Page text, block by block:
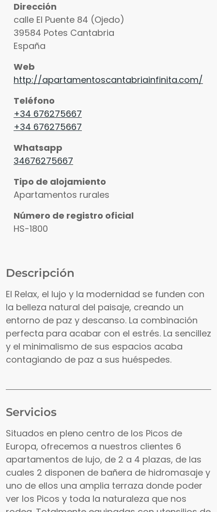
Dirección
calle El Puente 84 (Ojedo)
39584 Potes Cantabria
España
Web
http://apartamentoscantabriainfinita.com/
Teléfono
+34 676275667
+34 676275667
Whatsapp
34676275667
Tipo de alojamiento
Apartamentos rurales
Número de registro oficial
HS-1800
Descripción
El Relax, el lujo y la modernidad se funden con
la belleza natural del paisaje, creando un
entorno de paz y descanso. La combinación
perfecta para acabar con el estrés. La sencillez
y el minimalismo de sus espacios acaba
contagiando de paz a sus huéspedes.
Servicios
Situados en pleno centro de los Picos de
Europa, ofrecemos a nuestros clientes 6
apartamentos de lujo, de 2 a 4 plazas, de las
cuales 2 disponen de bañera de hidromasaje y
uno de ellos una amplia terraza donde poder
ver los Picos y toda la naturaleza que nos